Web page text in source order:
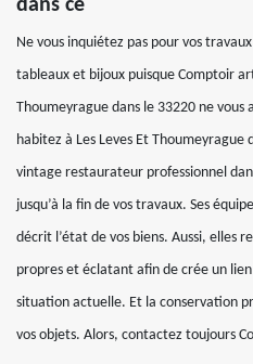
dans ce
Ne vous inquiétez pas pour vos
tableaux et bijoux puisque Comptoir
Thoumeyrague dans le 33220 ne vous
habitez à Les Leves Et
vintage restaurateur professionnel
jusqu’à la fin de vos travaux. Ses
décrit l’état de vos biens. Aussi, elles
propres et éclatant afin de crée un
situation actuelle. Et la conservation
vos objets. Alors, contactez toujours